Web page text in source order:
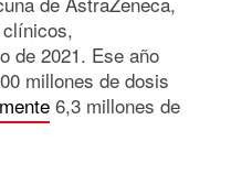
de 2021. Ese año
millones de dosis
6,3 millones de